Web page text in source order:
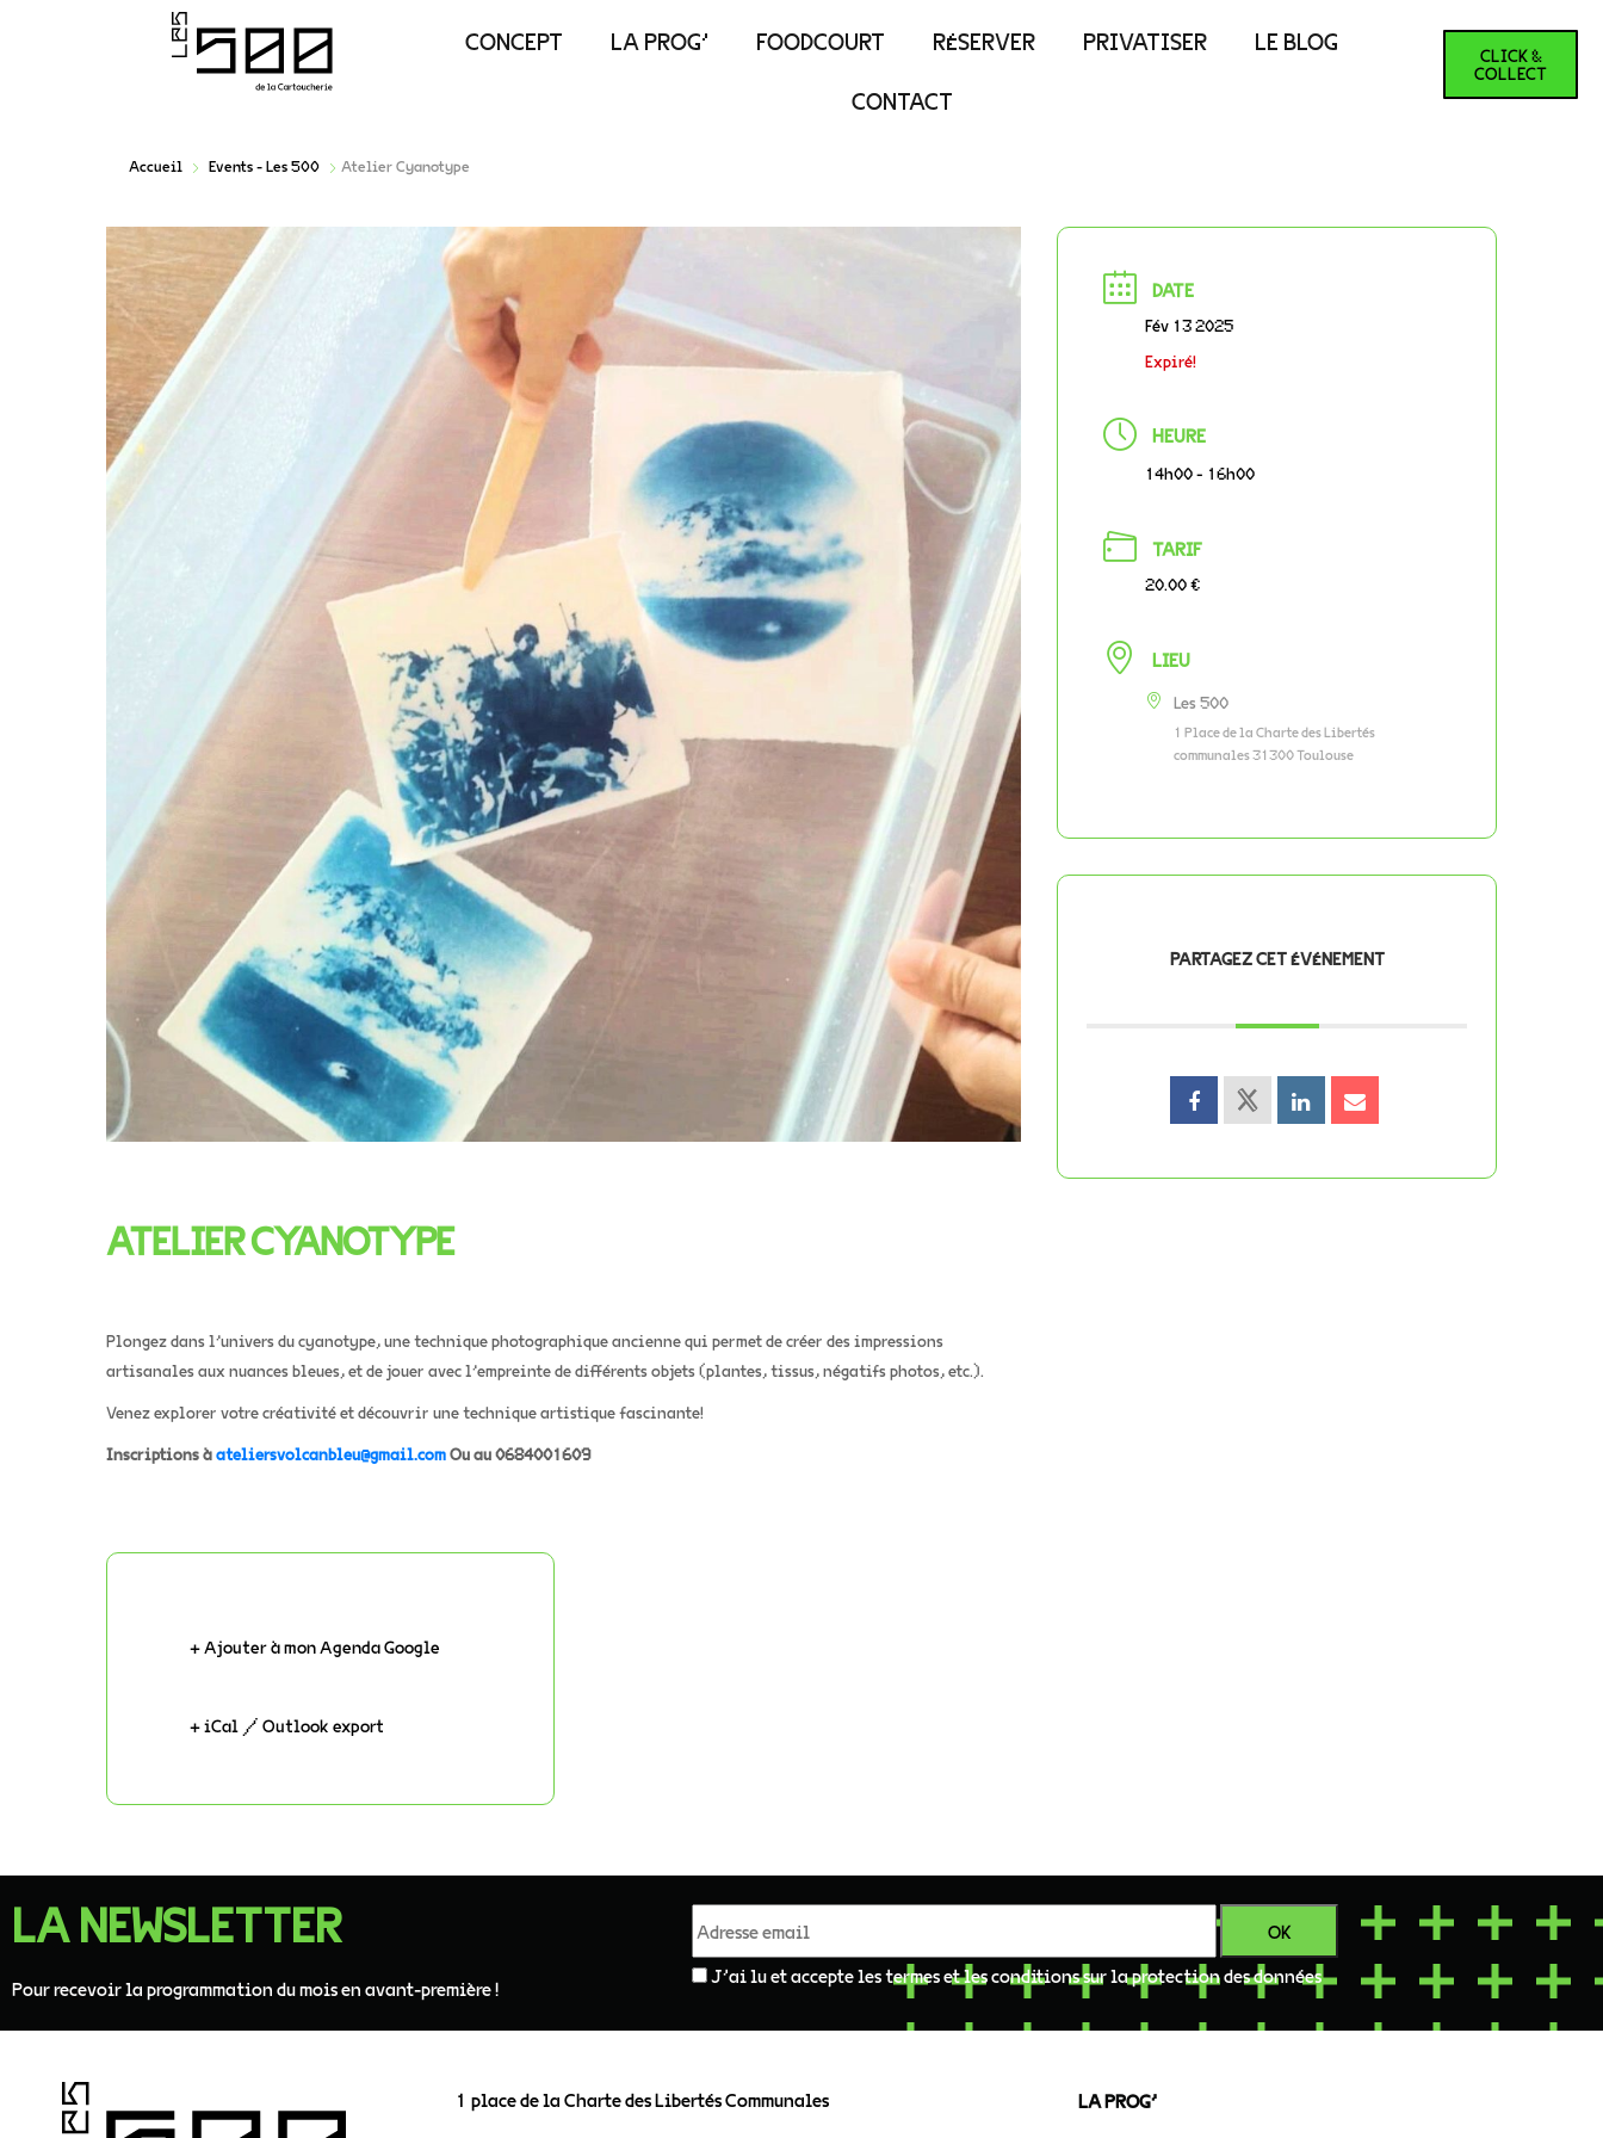
CONCEPT LA PROG’ FOODCOURT RÉSERVER PRIVATISER LE BLOG
CONTACT
CLICK &
COLLECT
Accueil Events - Les 500 Atelier Cyanotype
ATELIER CYANOTYPE
Plongez dans l’univers du cyanotype, une technique photographique ancienne qui permet de créer des impressions
artisanales aux nuances bleues, et de jouer avec l’empreinte de différents objets (plantes, tissus, négatifs photos, etc.).
Venez explorer votre créativité et découvrir une technique artistique fascinante!
Inscriptions àateliersvolcanbleu@gmail.comOu au 0684001609
+ Ajouter à mon Agenda Google
+ iCal / Outlook export
DATE
Fév 13 2025
Expiré!
HEURE
14h00 - 16h00
TARIF
20.00 €
LIEU
Les 500
1 Place de la Charte des Libertés
communales 31300 Toulouse
PARTAGEZ CET ÉVÉNEMENT
LA NEWSLETTER
Pour recevoir la programmation du mois en avant-première !
J'ai lu et accepte les termes et les conditions sur la protection des données
1 place de la Charte des Libertés Communales LA PROG’